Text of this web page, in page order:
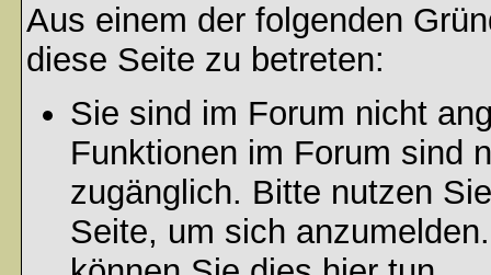
Aus einem der folgenden
diese Seite zu betreten:
Sie sind im Forum nicht
Funktionen im Forum sind
zugänglich. Bitte nutzen
Seite, um sich